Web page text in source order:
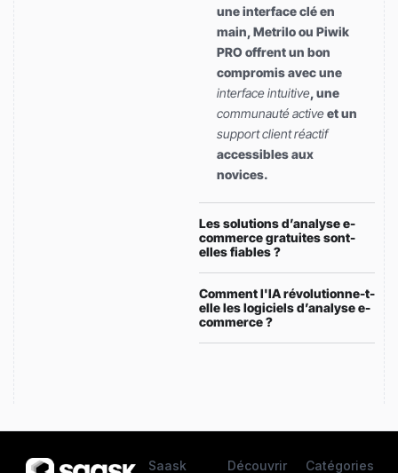
une interface clé en
main, Metrilo ou Piwik
PRO offrent un bon
compromis avec une
interface intuitive, une
communauté activeet un
support client réactif
accessibles aux
novices.
Les solutions d’analyse e-
commerce gratuites sont-
elles fiables ?
Comment l'IA révolutionne-t-
elle les logiciels d’analyse e-
commerce ?
Saask Découvrir Catégories